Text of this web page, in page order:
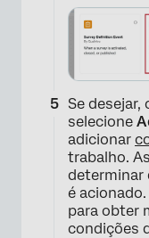
Se desejar,
selecione
adicionar
trabalho.
determinar
é
para obter
condições